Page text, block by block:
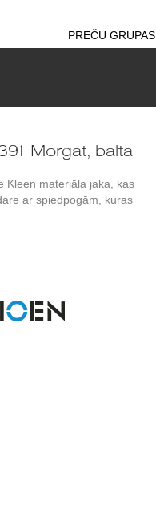
PREČU GRUPAS
Morgat, balta
Kleen materiāla jaka, kas
ar spiedpogām, kuras